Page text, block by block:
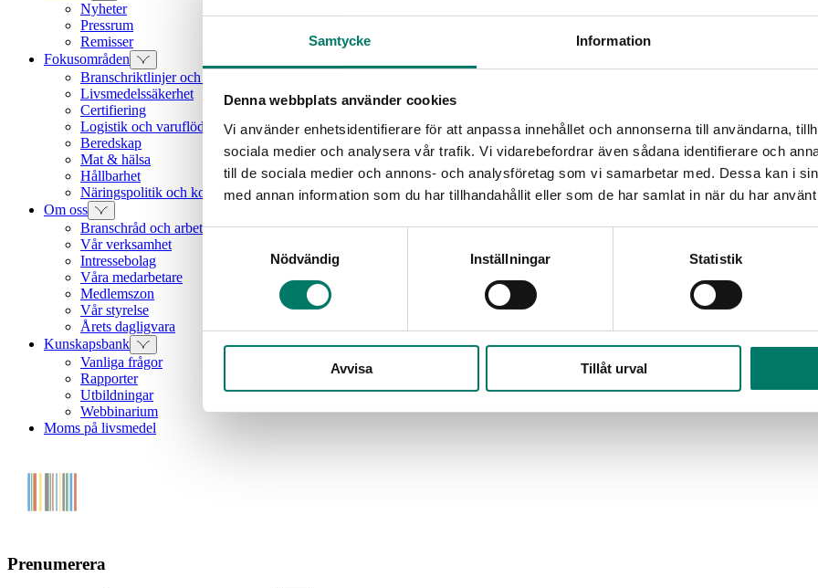
Samtycke Information
Denna webbplats använder cookies
Vi använder enhetsidentifierare för att anpassa innehållet och annonserna till användarna,
sociala medier och analysera vår trafik. Vi vidarebefordrar även sådana identifierare och
till de sociala medier och annons- och analysföretag som vi samarbetar med. Dessa kan i
med annan information som du har tillhandahållit eller som de har samlat in när du har
Samtyckesval
Nödvändig
Inställningar Statistik
Avvisa Tillåt urval
Nyheter
Pressrum
Remisser
Fokusområden
Branschriktlinjer och överenskommelser
Livsmedelssäkerhet
Certifiering
Logistik och varuflöden
Beredskap
Mat & hälsa
Hållbarhet
Näringspolitik och konkurrenskraft
Om oss
Branschråd och arbetsgrupper
Vår verksamhet
Intressebolag
Våra medarbetare
Medlemszon
Vår styrelse
Årets dagligvara
Kunskapsbank
Vanliga frågor
Rapporter
Utbildningar
Webbinarium
Moms på livsmedel
Prenumerera